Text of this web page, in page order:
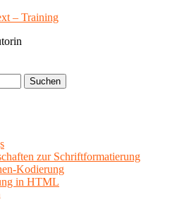
– Training
zur Schriftformatierung
Kodierung
in HTML